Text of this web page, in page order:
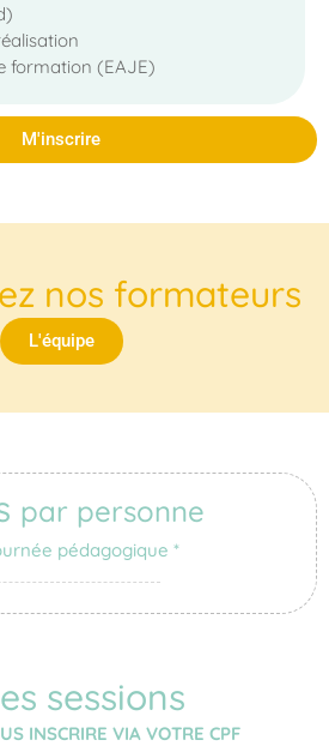
formation (EAJE)
M'inscrire
nos formateurs
L'équipe
par personne
pédagogique *
sessions
INSCRIRE VIA VOTRE CPF